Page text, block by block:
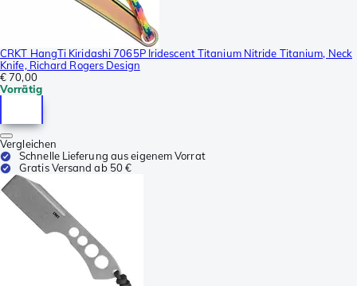
CRKT HangTi Kiridashi 7065P Iridescent Titanium Nitride Titanium, Neck
Knife, Richard Rogers Design
€ 70,00
Vorrätig
Vergleichen
Schnelle Lieferung aus eigenem Vorrat
Gratis Versand ab 50 €